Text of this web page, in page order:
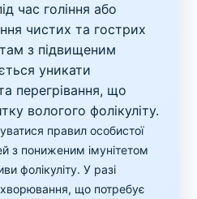
час гоління або
чистих та гострих
з підвищеним
уникати
перегрівання, що
вологого фолікуліту.
правил особистої
з пониженим імунітетом
фолікуліту. У разі
що потребує